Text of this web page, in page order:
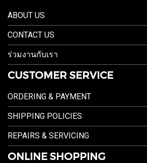
ABOUT US
CONTACT US
ร่วมงานกับเรา
CUSTOMER SERVICE
ORDERING & PAYMENT
SHIPPING POLICIES
REPAIRS & SERVICING
ONLINE SHOPPING